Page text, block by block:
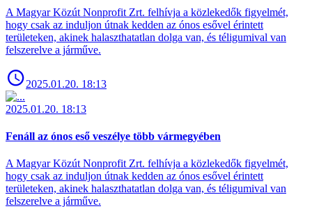
A Magyar Közút Nonprofit Zrt. felhívja a közlekedők figyelmét,
hogy csak az induljon útnak kedden az ónos esővel érintett
területeken, akinek halaszthatatlan dolga van, és téligumival van
felszerelve a járműve.
2025.01.20. 18:13
2025.01.20. 18:13
Fenáll az ónos eső veszélye több vármegyében
A Magyar Közút Nonprofit Zrt. felhívja a közlekedők figyelmét,
hogy csak az induljon útnak kedden az ónos esővel érintett
területeken, akinek halaszthatatlan dolga van, és téligumival van
felszerelve a járműve.